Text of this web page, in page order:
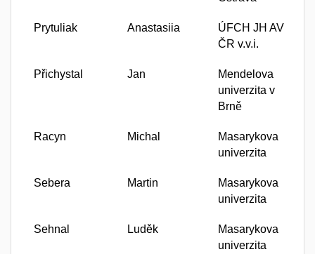
Prytuliak Anastasiia
ÚFCH JH AV
ČR v.v.i.
Přichystal Jan
Mendelova
univerzita v
Brně
Racyn Michal
Masarykova
univerzita
Sebera Martin
Masarykova
univerzita
Sehnal Luděk
Masarykova
univerzita